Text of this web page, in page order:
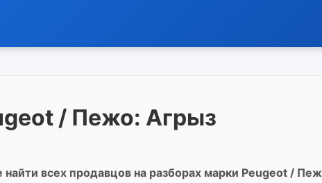
/ Пежо: Агрыз
всех продавцов на разборах марки Peugeot /